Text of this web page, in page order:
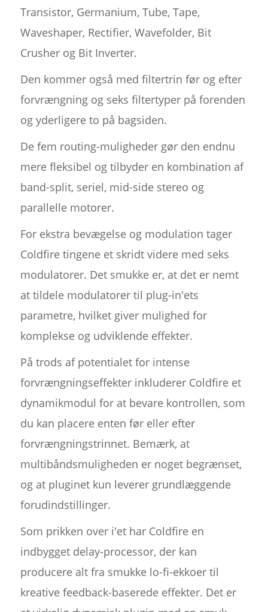
Transistor, Germanium, Tube, Tape,
Waveshaper, Rectifier, Wavefolder, Bit
Crusher og Bit Inverter.
Den kommer også med filtertrin før og efter
forvrængning og seks filtertyper på forenden
og yderligere to på bagsiden.
De fem routing-muligheder gør den endnu
mere fleksibel og tilbyder en kombination af
band-split, seriel, mid-side stereo og
parallelle motorer.
For ekstra bevægelse og modulation tager
Coldfire tingene et skridt videre med seks
modulatorer. Det smukke er, at det er nemt
at tildele modulatorer til plug-in'ets
parametre, hvilket giver mulighed for
komplekse og udviklende effekter.
På trods af potentialet for intense
forvrængningseffekter inkluderer Coldfire et
dynamikmodul for at bevare kontrollen, som
du kan placere enten før eller efter
forvrængningstrinnet. Bemærk, at
multibåndsmuligheden er noget begrænset,
og at pluginet kun leverer grundlæggende
forudindstillinger.
Som prikken over i'et har Coldfire en
indbygget delay-processor, der kan
producere alt fra smukke lo-fi-ekkoer til
kreative feedback-baserede effekter. Det er